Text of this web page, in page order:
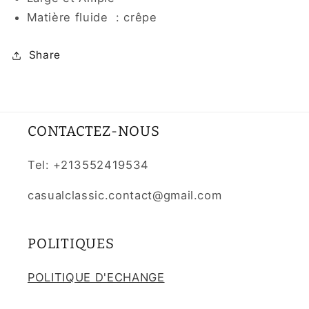
Matière fluide : crêpe
Share
CONTACTEZ-NOUS
Tel: +213552419534
casualclassic.contact@gmail.com
POLITIQUES
POLITIQUE D'ECHANGE